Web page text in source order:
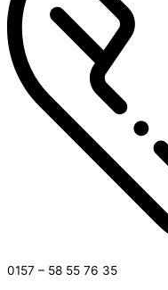
0157 – 58 55 76 35